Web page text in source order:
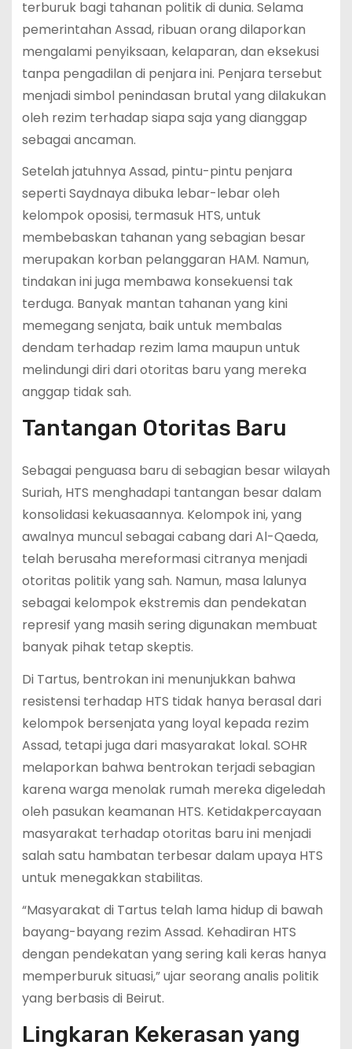
terburuk bagi tahanan politik di dunia. Selama
pemerintahan Assad, ribuan orang dilaporkan
mengalami penyiksaan, kelaparan, dan eksekusi
tanpa pengadilan di penjara ini. Penjara tersebut
menjadi simbol penindasan brutal yang dilakukan
oleh rezim terhadap siapa saja yang dianggap
sebagai ancaman.
Setelah jatuhnya Assad, pintu-pintu penjara
seperti Saydnaya dibuka lebar-lebar oleh
kelompok oposisi, termasuk HTS, untuk
membebaskan tahanan yang sebagian besar
merupakan korban pelanggaran HAM. Namun,
tindakan ini juga membawa konsekuensi tak
terduga. Banyak mantan tahanan yang kini
memegang senjata, baik untuk membalas
dendam terhadap rezim lama maupun untuk
melindungi diri dari otoritas baru yang mereka
anggap tidak sah.
Tantangan Otoritas Baru
Sebagai penguasa baru di sebagian besar wilayah
Suriah, HTS menghadapi tantangan besar dalam
konsolidasi kekuasaannya. Kelompok ini, yang
awalnya muncul sebagai cabang dari Al-Qaeda,
telah berusaha mereformasi citranya menjadi
otoritas politik yang sah. Namun, masa lalunya
sebagai kelompok ekstremis dan pendekatan
represif yang masih sering digunakan membuat
banyak pihak tetap skeptis.
Di Tartus, bentrokan ini menunjukkan bahwa
resistensi terhadap HTS tidak hanya berasal dari
kelompok bersenjata yang loyal kepada rezim
Assad, tetapi juga dari masyarakat lokal. SOHR
melaporkan bahwa bentrokan terjadi sebagian
karena warga menolak rumah mereka digeledah
oleh pasukan keamanan HTS. Ketidakpercayaan
masyarakat terhadap otoritas baru ini menjadi
salah satu hambatan terbesar dalam upaya HTS
untuk menegakkan stabilitas.
“Masyarakat di Tartus telah lama hidup di bawah
bayang-bayang rezim Assad. Kehadiran HTS
dengan pendekatan yang sering kali keras hanya
memperburuk situasi,” ujar seorang analis politik
yang berbasis di Beirut.
Lingkaran Kekerasan yang